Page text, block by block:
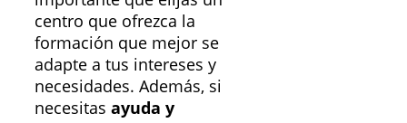
centro que ofrezca la
formación que mejor se
adapte a tus intereses y
necesidades. Además, si
necesitas ayuda y